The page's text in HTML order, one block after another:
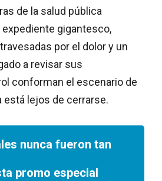
de la salud pública
gigantesco,
por el dolor y un
a revisar sus
conforman el escenario de
está lejos de cerrarse.
nunca fueron tan
promo especial